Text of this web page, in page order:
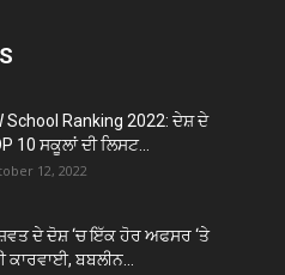
School Ranking 2022: ਦੇਸ਼ ਦੇ
10 ਸਕੂਲਾਂ ਦੀ ਲਿਸਟ...
12, 2022
ਦੇ ਦੋਸ਼ ‘ਚ ਇੱਕ ਹੋਰ ਅਫਸਰ ‘ਤੇ
ਬਬਲੀਨ...